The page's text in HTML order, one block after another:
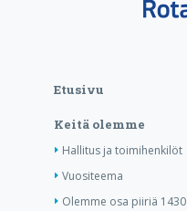
Etusivu
Keitä olemme
Hallitus ja toimihenkilöt
Vuositeema
Olemme osa piiriä 1430